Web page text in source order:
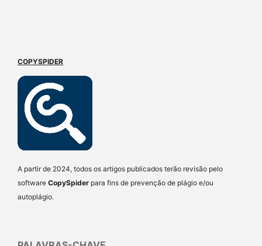
COPYSPIDER
A partir de 2024, todos os artigos publicados terão revisão pelo
software CopySpider para fins de prevenção de plágio e/ou
autoplágio.